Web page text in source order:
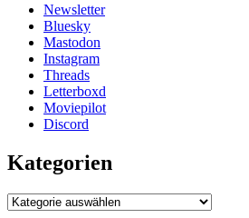
Newsletter
Bluesky
Mastodon
Instagram
Threads
Letterboxd
Moviepilot
Discord
Kategorien
Kategorien